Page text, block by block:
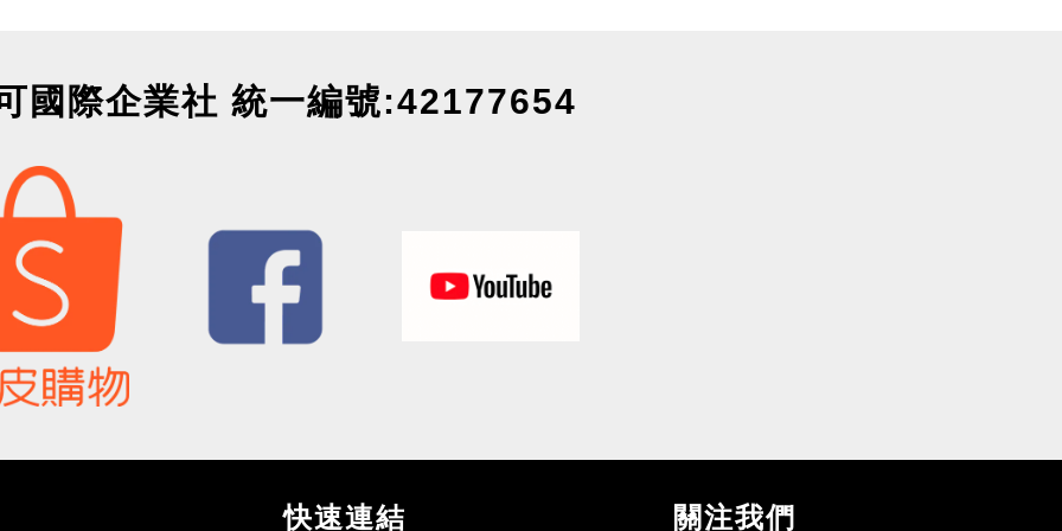
國際企業社 統一編號:42177654
快速連結 關注我們